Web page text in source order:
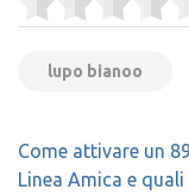
lupo bianoo
Navigazione
articoli
Come attivare un
Linea Amica e